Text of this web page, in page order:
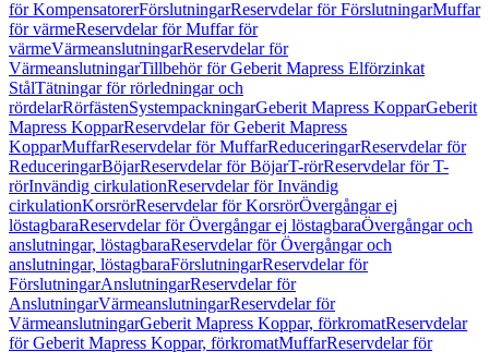
för KompensatorerFörslutningarReservdelar för FörslutningarMuffar
för värmeReservdelar för Muffar för
värmeVärmeanslutningarReservdelar för
VärmeanslutningarTillbehör för Geberit Mapress Elförzinkat
StålTätningar för rörledningar och
rördelarRörfästenSystempackningarGeberit Mapress KopparGeberit
Mapress KopparReservdelar för Geberit Mapress
KopparMuffarReservdelar för MuffarReduceringarReservdelar för
ReduceringarBöjarReservdelar för BöjarT-rörReservdelar för T-
rörInvändig cirkulationReservdelar för Invändig
cirkulationKorsrörReservdelar för KorsrörÖvergångar ej
löstagbaraReservdelar för Övergångar ej löstagbaraÖvergångar och
anslutningar, löstagbaraReservdelar för Övergångar och
anslutningar, löstagbaraFörslutningarReservdelar för
FörslutningarAnslutningarReservdelar för
AnslutningarVärmeanslutningarReservdelar för
VärmeanslutningarGeberit Mapress Koppar, förkromatReservdelar
för Geberit Mapress Koppar, förkromatMuffarReservdelar för